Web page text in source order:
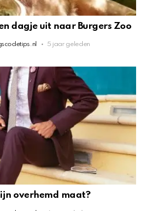
dagje uit naar Burgers Zoo
5 jaar geleden
overhemd maat?